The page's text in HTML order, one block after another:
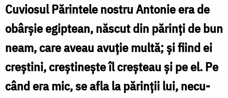
cel
Mare
Cuviosul Părintele nostru Antonie era de
obârșie egip­tean, născut din părinți de bun
neam, care aveau avuție multă; și fiind ei
creștini, creștinește îl creșteau și pe el. Pe
când era mic, se afla la părinții lui, necu­